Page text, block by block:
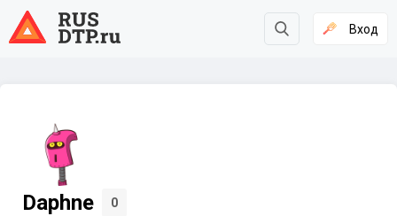
Вход
Daphne 0